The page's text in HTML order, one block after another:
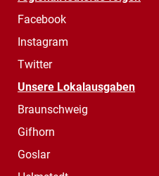
Facebook
Instagram
Twitter
Unsere Lokalausgaben
Braunschweig
Gifhorn
Goslar